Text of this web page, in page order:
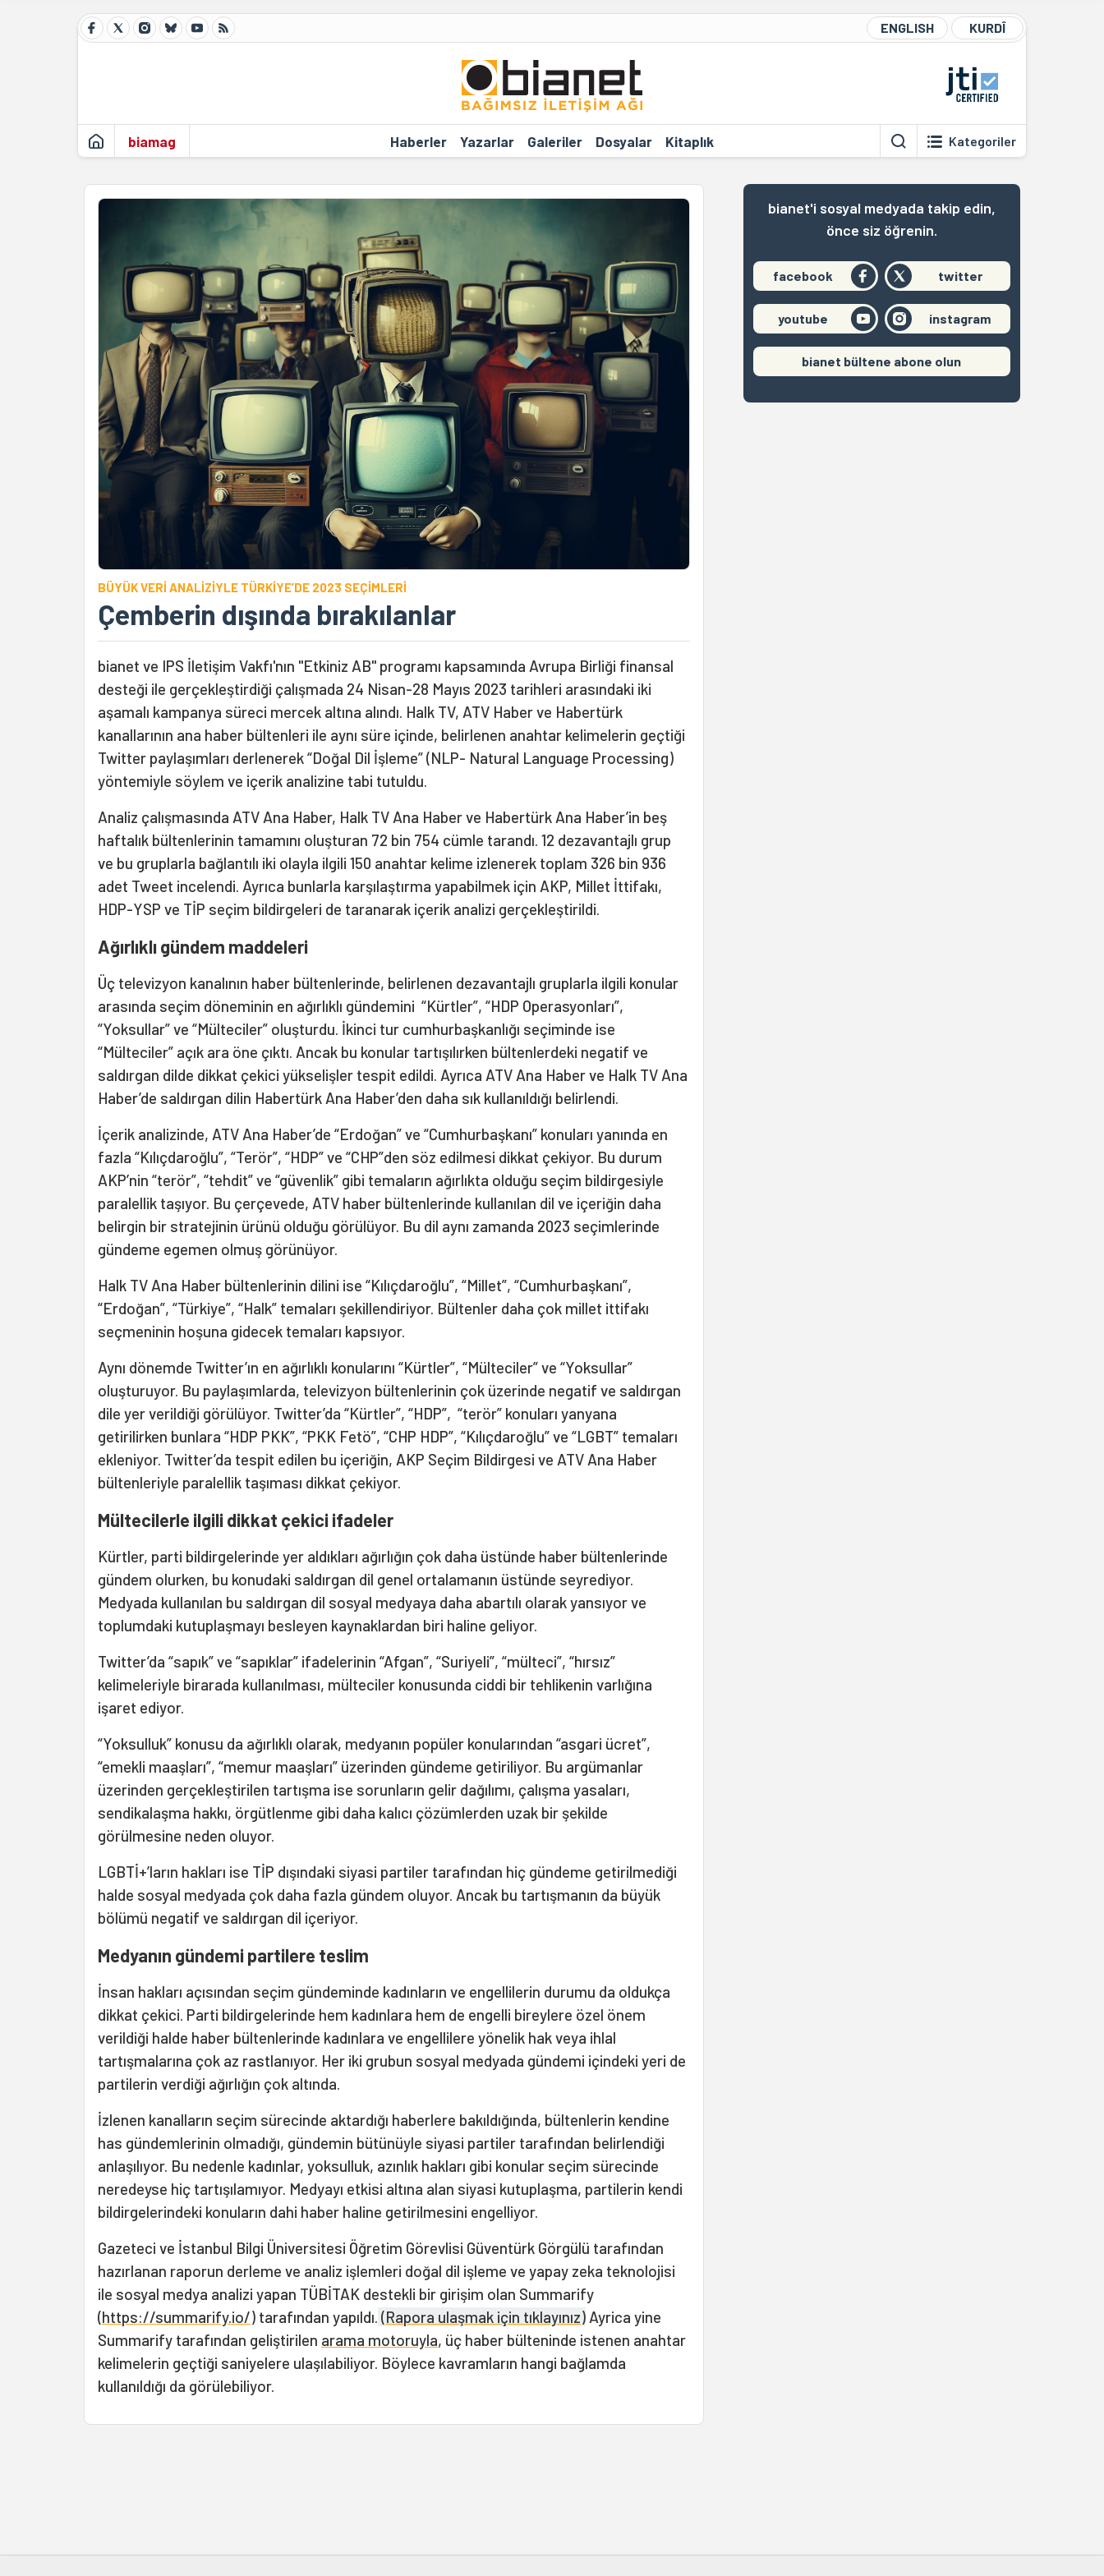
ENGLISH KURDÎ
biamag Haberler Yazarlar Galeriler Dosyalar Kitaplık Kategoriler
BÜYÜK VERİ ANALİZİYLE TÜRKİYE’DE 2023 SEÇİMLERİ
Çemberin dışında bırakılanlar
bianet ve IPS İletişim Vakfı'nın "Etkiniz AB" programı kapsamında Avrupa Birliği finansal
desteği ile gerçekleştirdiği çalışmada 24 Nisan-28 Mayıs 2023 tarihleri arasındaki iki
aşamalı kampanya süreci mercek altına alındı. Halk TV, ATV Haber ve Habertürk
kanallarının ana haber bültenleri ile aynı süre içinde, belirlenen anahtar kelimelerin geçtiği
Twitter paylaşımları derlenerek “Doğal Dil İşleme” (NLP- Natural Language Processing)
yöntemiyle söylem ve içerik analizine tabi tutuldu.
Analiz çalışmasında ATV Ana Haber, Halk TV Ana Haber ve Habertürk Ana Haber’in beş
haftalık bültenlerinin tamamını oluşturan 72 bin 754 cümle tarandı. 12 dezavantajlı grup
ve bu gruplarla bağlantılı iki olayla ilgili 150 anahtar kelime izlenerek toplam 326 bin 936
adet Tweet incelendi. Ayrıca bunlarla karşılaştırma yapabilmek için AKP, Millet İttifakı,
HDP-YSP ve TİP seçim bildirgeleri de taranarak içerik analizi gerçekleştirildi.
Ağırlıklı gündem maddeleri
Üç televizyon kanalının haber bültenlerinde, belirlenen dezavantajlı gruplarla ilgili konular
arasında seçim döneminin en ağırlıklı gündemini “Kürtler”, “HDP Operasyonları”,
“Yoksullar” ve “Mülteciler” oluşturdu. İkinci tur cumhurbaşkanlığı seçiminde ise
“Mülteciler” açık ara öne çıktı. Ancak bu konular tartışılırken bültenlerdeki negatif ve
saldırgan dilde dikkat çekici yükselişler tespit edildi. Ayrıca ATV Ana Haber ve Halk TV Ana
Haber’de saldırgan dilin Habertürk Ana Haber’den daha sık kullanıldığı belirlendi.
İçerik analizinde, ATV Ana Haber’de “Erdoğan” ve “Cumhurbaşkanı” konuları yanında en
fazla “Kılıçdaroğlu”, “Terör”, “HDP” ve “CHP”den söz edilmesi dikkat çekiyor. Bu durum
AKP’nin “terör”, “tehdit” ve “güvenlik” gibi temaların ağırlıkta olduğu seçim bildirgesiyle
paralellik taşıyor. Bu çerçevede, ATV haber bültenlerinde kullanılan dil ve içeriğin daha
belirgin bir stratejinin ürünü olduğu görülüyor. Bu dil aynı zamanda 2023 seçimlerinde
gündeme egemen olmuş görünüyor.
Halk TV Ana Haber bültenlerinin dilini ise “Kılıçdaroğlu”, “Millet”, “Cumhurbaşkanı”,
“Erdoğan”, “Türkiye”, “Halk” temaları şekillendiriyor. Bültenler daha çok millet ittifakı
seçmeninin hoşuna gidecek temaları kapsıyor.
Aynı dönemde Twitter’ın en ağırlıklı konularını “Kürtler”, “Mülteciler” ve “Yoksullar”
oluşturuyor. Bu paylaşımlarda, televizyon bültenlerinin çok üzerinde negatif ve saldırgan
dile yer verildiği görülüyor. Twitter’da “Kürtler”, “HDP”, “terör” konuları yanyana
getirilirken bunlara “HDP PKK”, “PKK Fetö”, “CHP HDP”, “Kılıçdaroğlu” ve “LGBT” temaları
ekleniyor. Twitter’da tespit edilen bu içeriğin, AKP Seçim Bildirgesi ve ATV Ana Haber
bültenleriyle paralellik taşıması dikkat çekiyor.
Mültecilerle ilgili dikkat çekici ifadeler
Kürtler, parti bildirgelerinde yer aldıkları ağırlığın çok daha üstünde haber bültenlerinde
gündem olurken, bu konudaki saldırgan dil genel ortalamanın üstünde seyrediyor.
Medyada kullanılan bu saldırgan dil sosyal medyaya daha abartılı olarak yansıyor ve
toplumdaki kutuplaşmayı besleyen kaynaklardan biri haline geliyor.
Twitter’da “sapık” ve “sapıklar” ifadelerinin “Afgan”, “Suriyeli”, “mülteci”, “hırsız”
kelimeleriyle birarada kullanılması, mülteciler konusunda ciddi bir tehlikenin varlığına
işaret ediyor.
“Yoksulluk” konusu da ağırlıklı olarak, medyanın popüler konularından “asgari ücret”,
“emekli maaşları”, “memur maaşları” üzerinden gündeme getiriliyor. Bu argümanlar
üzerinden gerçekleştirilen tartışma ise sorunların gelir dağılımı, çalışma yasaları,
sendikalaşma hakkı, örgütlenme gibi daha kalıcı çözümlerden uzak bir şekilde
görülmesine neden oluyor.
LGBTİ+’ların hakları ise TİP dışındaki siyasi partiler tarafından hiç gündeme getirilmediği
halde sosyal medyada çok daha fazla gündem oluyor. Ancak bu tartışmanın da büyük
bölümü negatif ve saldırgan dil içeriyor.
Medyanın gündemi partilere teslim
İnsan hakları açısından seçim gündeminde kadınların ve engellilerin durumu da oldukça
dikkat çekici. Parti bildirgelerinde hem kadınlara hem de engelli bireylere özel önem
verildiği halde haber bültenlerinde kadınlara ve engellilere yönelik hak veya ihlal
tartışmalarına çok az rastlanıyor. Her iki grubun sosyal medyada gündemi içindeki yeri de
partilerin verdiği ağırlığın çok altında.
İzlenen kanalların seçim sürecinde aktardığı haberlere bakıldığında, bültenlerin kendine
has gündemlerinin olmadığı, gündemin bütünüyle siyasi partiler tarafından belirlendiği
anlaşılıyor. Bu nedenle kadınlar, yoksulluk, azınlık hakları gibi konular seçim sürecinde
neredeyse hiç tartışılamıyor. Medyayı etkisi altına alan siyasi kutuplaşma, partilerin kendi
bildirgelerindeki konuların dahi haber haline getirilmesini engelliyor.
Gazeteci ve İstanbul Bilgi Üniversitesi Öğretim Görevlisi Güventürk Görgülü tarafından
hazırlanan raporun derleme ve analiz işlemleri doğal dil işleme ve yapay zeka teknolojisi
ile sosyal medya analizi yapan TÜBİTAK destekli bir girişim olan Summarify
(https://summarify.io/) tarafından yapıldı. (Rapora ulaşmak için tıklayınız) Ayrica yine
Summarify tarafından geliştirilen arama motoruyla, üç haber bülteninde istenen anahtar
kelimelerin geçtiği saniyelere ulaşılabiliyor. Böylece kavramların hangi bağlamda
kullanıldığı da görülebiliyor.
bianet'i sosyal medyada takip edin,
önce siz öğrenin.
facebook twitter
youtube instagram
bianet bültene abone olun